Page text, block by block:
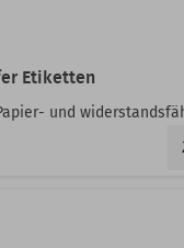
Etiketten
und